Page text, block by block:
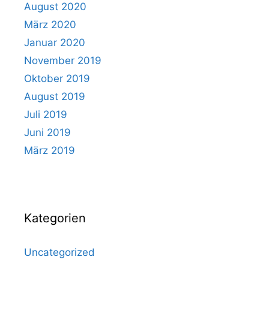
August 2020
März 2020
Januar 2020
November 2019
Oktober 2019
August 2019
Juli 2019
Juni 2019
März 2019
Kategorien
Uncategorized